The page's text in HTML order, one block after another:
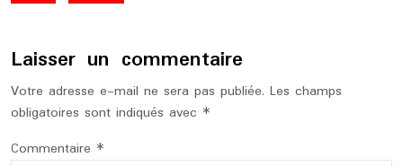
Laisser un commentaire
Votre adresse e-mail ne sera pas publiée. Les champs
obligatoires sont indiqués avec *
Commentaire *